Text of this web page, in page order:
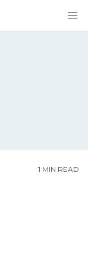
1 MIN READ